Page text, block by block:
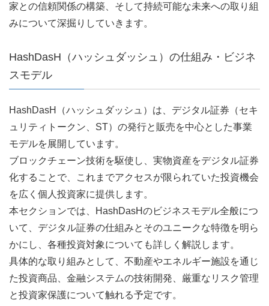
家との信頼関係の構築、そして持続可能な未来への取り組
みについて深掘りしていきます。
HashDasH（ハッシュダッシュ）の仕組み・ビジネ
スモデル
HashDasH（ハッシュダッシュ）は、デジタル証券（セキ
ュリティトークン、ST）の発行と販売を中心とした事業
モデルを展開しています。
ブロックチェーン技術を駆使し、実物資産をデジタル証券
化することで、これまでアクセスが限られていた投資機会
を広く個人投資家に提供します。
本セクションでは、HashDasHのビジネスモデル全般につ
いて、デジタル証券の仕組みとそのユニークな特徴を明ら
かにし、各種投資対象についても詳しく解説します。
具体的な取り組みとして、不動産やエネルギー施設を通じ
た投資商品、金融システムの技術開発、厳重なリスク管理
と投資家保護について触れる予定です。